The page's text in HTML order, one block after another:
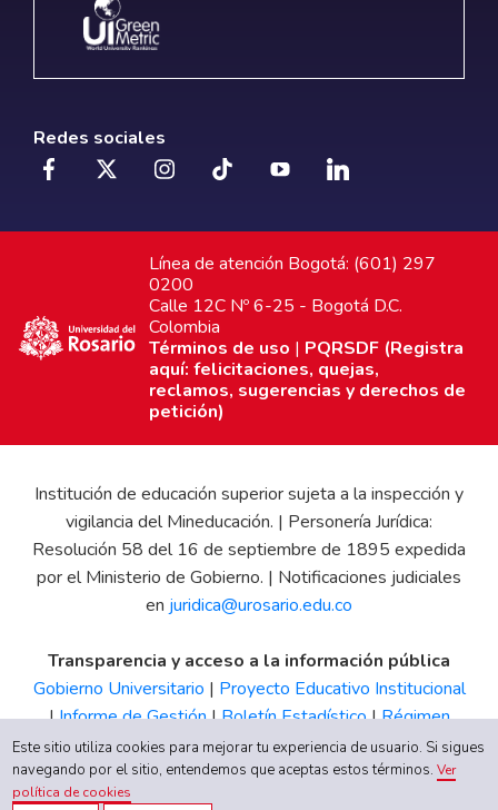
Redes sociales
Línea de atención Bogotá: (601) 297
0200
Calle 12C Nº 6-25 - Bogotá D.C.
Colombia
Términos de uso | PQRSDF (Registra
aquí: felicitaciones, quejas,
reclamos, sugerencias y derechos de
petición)
Institución de educación superior sujeta a la inspección y
vigilancia del Mineducación. | Personería Jurídica:
Resolución 58 del 16 de septiembre de 1895 expedida
por el Ministerio de Gobierno. | Notificaciones judiciales
en juridica@urosario.edu.co
Transparencia y acceso a la información pública
Gobierno Universitario | Proyecto Educativo Institucional
|Informe de Gestión|Boletín Estadístico|Régimen
Tributario|Estados Financieros |Código de Ética| Canal
de Integridad UR
Este sitio utiliza cookies para mejorar tu experiencia de usuario. Si sigues
navegando por el sitio, entendemos que aceptas estos términos.Ver
política de cookies